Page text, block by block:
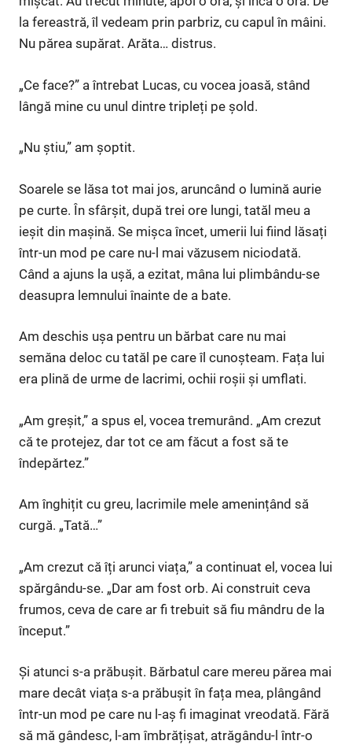
la fereastră, îl vedeam prin parbriz, cu capul în mâini.
Nu părea supărat. Arăta… distrus.
„Ce face?” a întrebat Lucas, cu vocea joasă, stând
lângă mine cu unul dintre tripleți pe șold.
„Nu știu,” am șoptit.
Soarele se lăsa tot mai jos, aruncând o lumină aurie
pe curte. În sfârșit, după trei ore lungi, tatăl meu a
ieșit din mașină. Se mișca încet, umerii lui fiind lăsați
într-un mod pe care nu-l mai văzusem niciodată.
Când a ajuns la ușă, a ezitat, mâna lui plimbându-se
deasupra lemnului înainte de a bate.
Am deschis ușa pentru un bărbat care nu mai
semăna deloc cu tatăl pe care îl cunoșteam. Fața lui
era plină de urme de lacrimi, ochii roșii și umflati.
„Am greșit,” a spus el, vocea tremurând. „Am crezut
că te protejez, dar tot ce am făcut a fost să te
îndepărtez.”
Am înghițit cu greu, lacrimile mele amenințând să
curgă. „Tată…”
„Am crezut că îți arunci viața,” a continuat el, vocea lui
spărgându-se. „Dar am fost orb. Ai construit ceva
frumos, ceva de care ar fi trebuit să fiu mândru de la
început.”
Și atunci s-a prăbușit. Bărbatul care mereu părea mai
mare decât viața s-a prăbușit în fața mea, plângând
într-un mod pe care nu l-aș fi imaginat vreodată. Fără
să mă gândesc, l-am îmbrățișat, atrăgându-l într-o